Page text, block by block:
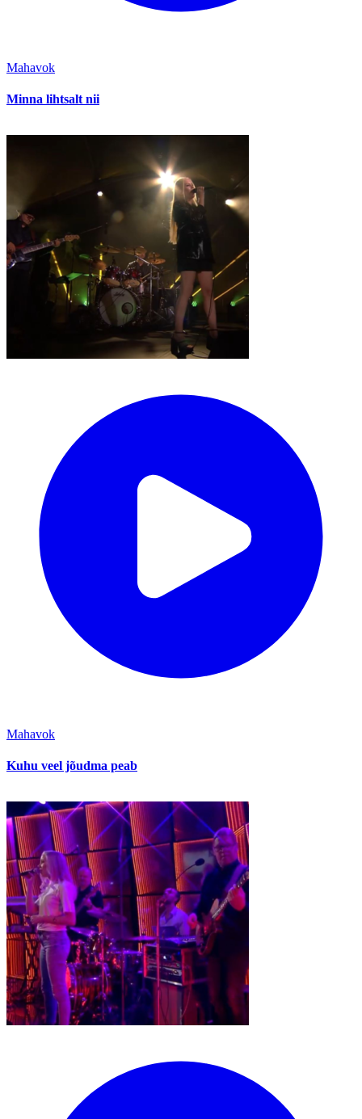
Mahavok
Minna lihtsalt nii
Mahavok
Kuhu veel jõudma peab